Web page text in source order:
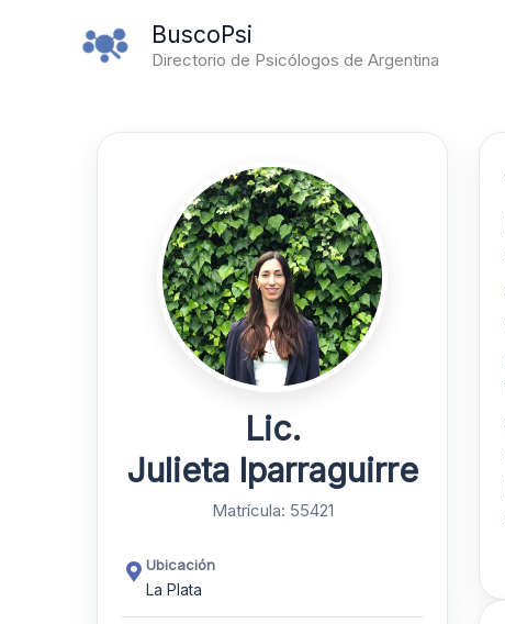
BuscoPsi
Directorio de Psicólogos de Argentina
Lic.
Julieta Iparraguirre
Matrícula: 55421
Ubicación
La Plata